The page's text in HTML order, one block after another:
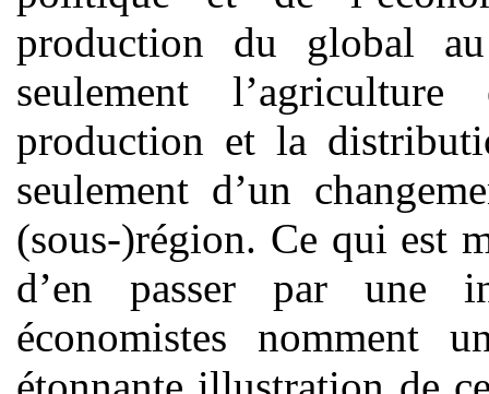
production du global
seulement
production et la
seulement d’un
(sous-)région. Ce qui est
d’en passer par une
économistes nomment